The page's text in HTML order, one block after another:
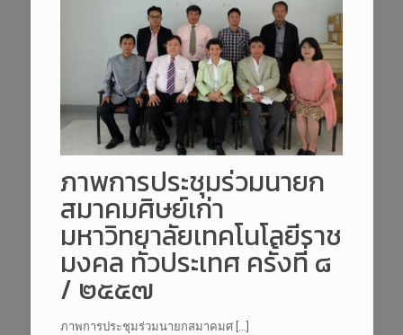
ภาพการประชุมร่วมนายก
สมาคมศิษย์เก่า
มหาวิทยาลัยเทคโนโลยีราช
มงคล ทั่วประเทศ ครั้งที่ ๘
/ ๒๕๕๗
ภาพการประชุมร่วมนายกสมาคมศ […]